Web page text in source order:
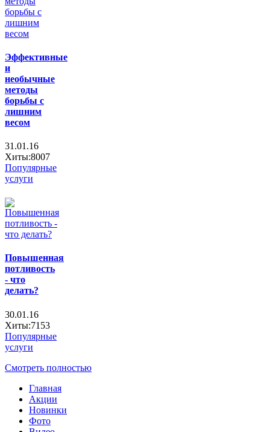
Эффективные
и
необычные
методы
борьбы с
лишним
весом
31.01.16
Хиты:8007
Популярные
услуги
Повышенная
потливость
- что
делать?
30.01.16
Хиты:7153
Популярные
услуги
Смотреть полностью
Главная
Акции
Новинки
Фото